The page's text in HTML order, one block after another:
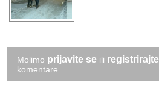
Molimo prijavite se ili registrirajte
komentare.